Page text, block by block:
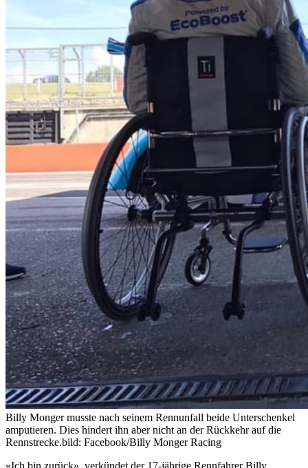
Billy Monger musste nach seinem Rennunfall beide Unterschenkel
amputieren. Dies hindert ihn aber nicht an der Rückkehr auf die
Rennstrecke.bild: Facebook/Billy Monger Racing
«Ich bin zurück», verkündet der 17-jährige Rennfahrer Billy